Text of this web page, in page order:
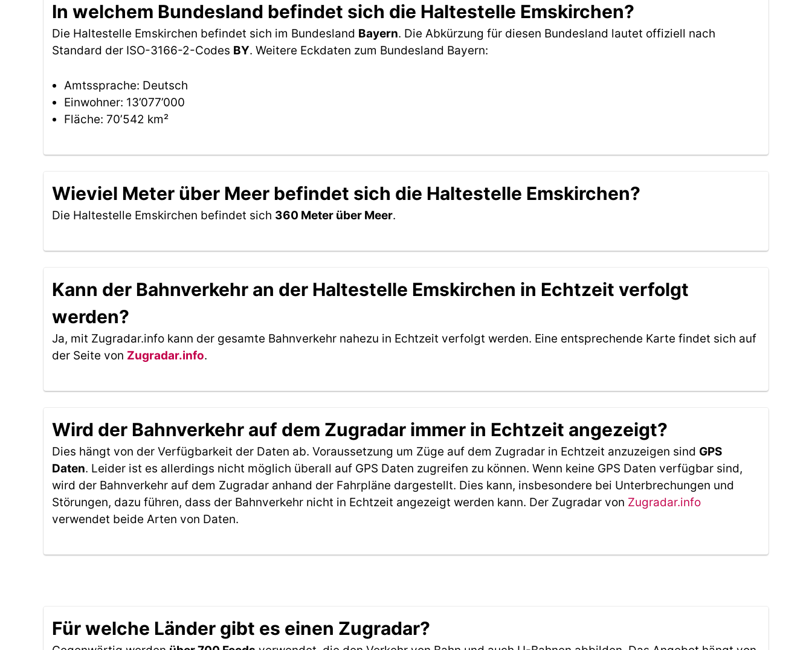
In welchem Bundesland befindet sich die Haltestelle Emskirchen?
Die Haltestelle Emskirchen befindet sich im Bundesland Bayern. Die Abkürzung für diesen Bundesland lautet offiziell nach
Standard der ISO-3166-2-Codes BY. Weitere Eckdaten zum Bundesland Bayern:
Amtssprache: Deutsch
Einwohner: 13’077’000
Fläche: 70’542 km²
Wieviel Meter über Meer befindet sich die Haltestelle Emskirchen?
Die Haltestelle Emskirchen befindet sich 360 Meter über Meer.
Kann der Bahnverkehr an der Haltestelle Emskirchen in Echtzeit verfolgt
werden?
Ja, mit Zugradar.info kann der gesamte Bahnverkehr nahezu in Echtzeit verfolgt werden. Eine entsprechende Karte findet sich auf
der Seite von Zugradar.info.
Wird der Bahnverkehr auf dem Zugradar immer in Echtzeit angezeigt?
Dies hängt von der Verfügbarkeit der Daten ab. Voraussetzung um Züge auf dem Zugradar in Echtzeit anzuzeigen sind GPS
Daten. Leider ist es allerdings nicht möglich überall auf GPS Daten zugreifen zu können. Wenn keine GPS Daten verfügbar sind,
wird der Bahnverkehr auf dem Zugradar anhand der Fahrpläne dargestellt. Dies kann, insbesondere bei Unterbrechungen und
Störungen, dazu führen, dass der Bahnverkehr nicht in Echtzeit angezeigt werden kann. Der Zugradar von Zugradar.info
verwendet beide Arten von Daten.
Für welche Länder gibt es einen Zugradar?